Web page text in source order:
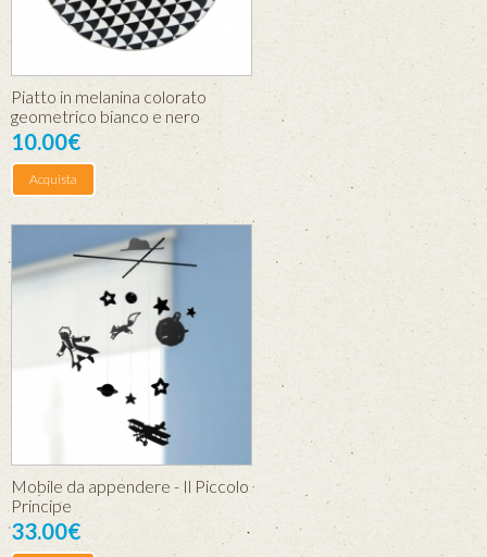
Piatto in melanina colorato
geometrico bianco e nero
10.00€
Acquista
Mobile da appendere - Il Piccolo
Principe
33.00€